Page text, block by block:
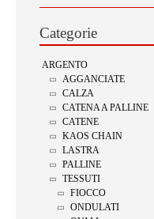
Categorie
ARGENTO
AGGANCIATE
CALZA
CATENA A PALLINE
CATENE
KAOS CHAIN
LASTRA
PALLINE
TESSUTI
FIOCCO
ONDULATI